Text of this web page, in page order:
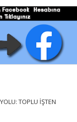
TOPLU İŞTEN